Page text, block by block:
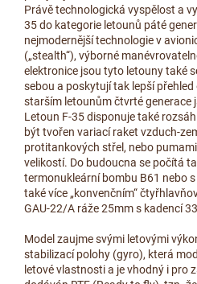
Právě technologická vyspělost a
35 do kategorie letounů páté
nejmodernější technologie v
(„stealth“), výborné
elektronice jsou tyto letouny také
sebou a poskytují tak lepší
starším letounům čtvrté generace
Letoun F-35 disponuje také
být tvořen variací raket vzduch-
protitankových střel, nebo
velikostí. Do budoucna se počítá
termonukleární bombu B61 nebo
také více „konvenčním“
GAU-22/A ráže 25mm s kadencí
Model zaujme svými letovými
stabilizací polohy (gyro), která
letové vlastnosti a je vhodný i pro